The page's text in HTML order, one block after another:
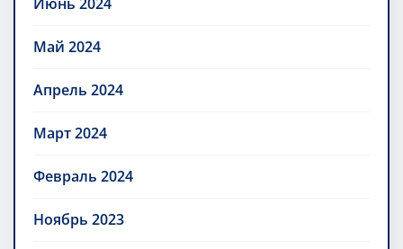
Май 2024
Апрель 2024
Март 2024
Февраль 2024
Ноябрь 2023